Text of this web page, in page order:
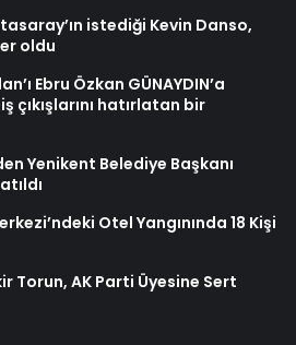
istediği Kevin Danso,
oldu
Ebru Özkan GÜNAYDIN’a
çıkışlarını hatırlatan bir
Yenikent Belediye Başkanı
Otel Yangınında 18 Kişi
Torun, AK Parti Üyesine Sert